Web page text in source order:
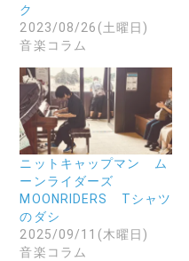
く
だ
さ
い
(
新
し
い
ウ
ィ
ン
ド
ウ
で
開
き
ま
す
)
新
し
ィ
ン
ド
ウ
で
開
き
す
)
開
き
)
ク
2023/08/26(土曜日)
音楽コラム
ニットキャップマン ム
ーンライダーズ
MOONRIDERS Tシャツ
のダシ
2025/09/11(木曜日)
音楽コラム